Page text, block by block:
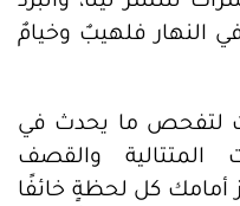
النهار فلهيبٌ وخيامٌ
لتفحص ما يحدث في
المتتالية والقصف
أمامك كل لحظةٍ خائفًا